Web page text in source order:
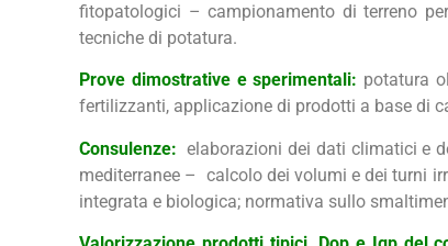
fitopatologici – campionamento di terreno
tecniche di potatura.
Prove dimostrative e sperimentali: potatura
fertilizzanti, applicazione di prodotti a base di
Consulenze: elaborazioni dei dati climatici e
mediterranee – calcolo dei volumi e dei turni
integrata e biologica; normativa sullo